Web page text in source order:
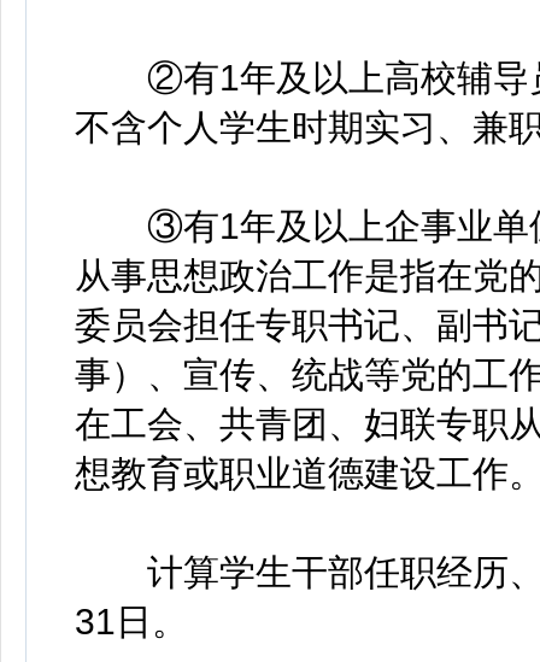
②有1年及以上高校辅导
不含个人学生时期实习、兼
③有1年及以上企事业单
从事思想政治工作是指在党
委员会担任专职书记、副书
事）、宣传、统战等党的工
在工会、共青团、妇联专职
想教育或职业道德建设工作
计算学生干部任职经历、
31日。